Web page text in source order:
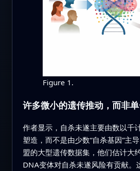
Figure 1.
许多微小的遗传推动，而非
作者显示，自杀未遂主要由数以千
塑造，而不是由少数“自杀基因”主
盟的大型遗传数据集，他们估计大
DNA变体对自杀未遂风险有贡献。